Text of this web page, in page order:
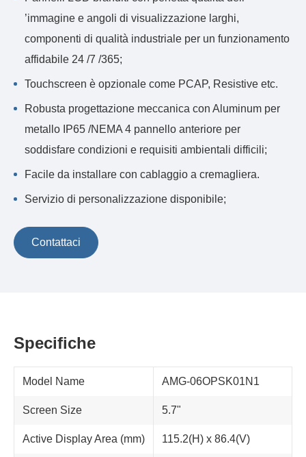
’immagine e angoli di visualizzazione larghi,
componenti di qualità industriale per un funzionamento
affidabile 24 /7 /365;
Touchscreen è opzionale come PCAP, Resistive etc.
Robusta progettazione meccanica con Aluminum per
metallo IP65 /NEMA 4 pannello anteriore per
soddisfare condizioni e requisiti ambientali difficili;
Facile da installare con cablaggio a cremagliera.
Servizio di personalizzazione disponibile;
Contattaci
Specifiche
Model Name AMG-06OPSK01N1
Screen Size 5.7"
Active Display Area (mm) 115.2(H) x 86.4(V)